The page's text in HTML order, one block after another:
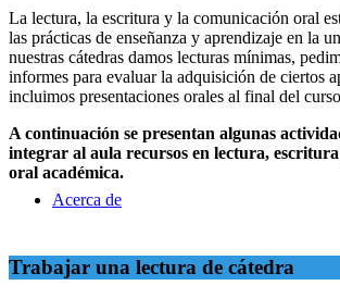
Acerca de
La lectura, la escritura y la comunicación oral
las prácticas de enseñanza y aprendizaje en la
nuestras cátedras damos lecturas mínimas,
informes para evaluar la adquisición de ciertos
incluimos presentaciones orales al final del
A continuación se presentan algunas
integrar al aula recursos en lectura,
oral académica.
Trabajar una lectura de cátedra